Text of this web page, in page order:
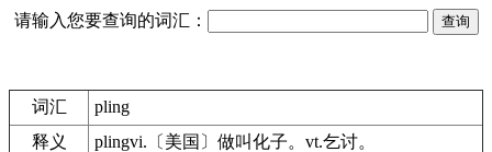
请输入您要查询的词汇：
词汇
pling
释义
plingvi.〔美国〕做叫化子。vt.乞讨。